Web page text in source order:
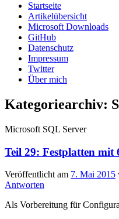
Startseite
Artikelübersicht
Microsoft Downloads
GitHub
Datenschutz
Impressum
Twitter
Über mich
Kategoriearchiv:
Microsoft SQL Server
Teil 29: Festplatten
Veröffentlicht am 7. Mai 2015
Antworten
Als Vorbereitung für